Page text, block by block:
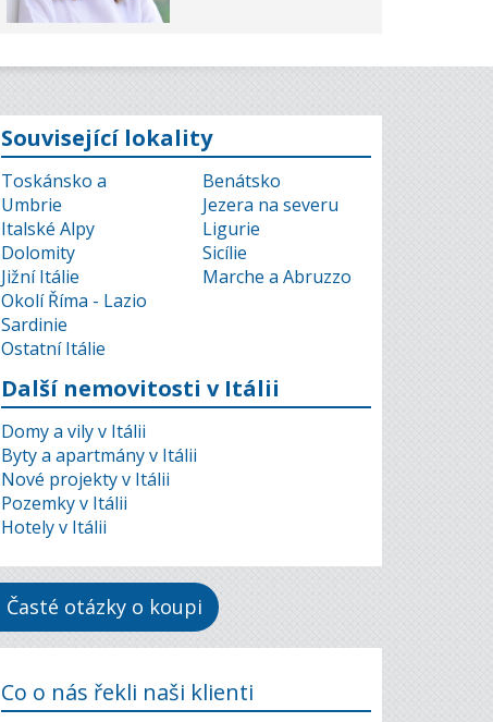
Související lokality
Toskánsko a
Umbrie
Italské Alpy
Dolomity
Jižní Itálie
Okolí Říma - Lazio
Sardinie
Ostatní Itálie
Benátsko
Jezera na severu
Ligurie
Sicílie
Marche a Abruzzo
Další nemovitosti v Itálii
Domy a vily v Itálii
Byty a apartmány v Itálii
Nové projekty v Itálii
Pozemky v Itálii
Hotely v Itálii
Časté otázky o koupi
Co o nás řekli naši klienti